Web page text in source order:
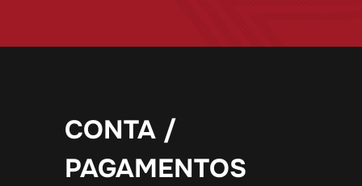
CONTA /
PAGAMENTOS